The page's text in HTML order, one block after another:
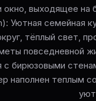
окно, выходящее
Уютная семейная
тёплый свет,
повседневной
с бирюзовыми
наполнен теплым